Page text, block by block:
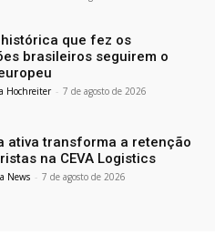
que fez os
brasileiros seguirem o
Hochreiter - 7 de agosto de 2026
ativa transforma a retenção
na CEVA Logistics
News - 7 de agosto de 2026